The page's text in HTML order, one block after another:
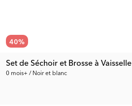
40%
Set de Séchoir et Brosse à Vaisselle
0 mois+ / Noir et blanc